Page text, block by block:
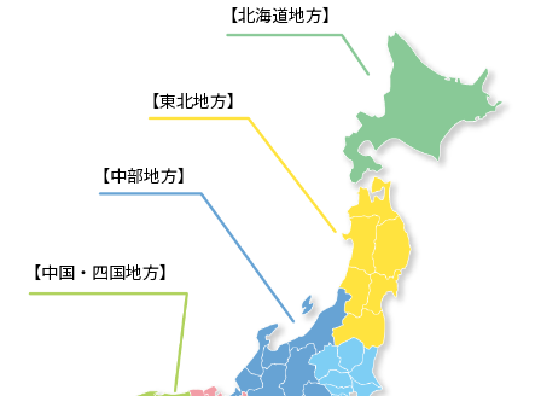
【北海道地方】
【東北地方】
【中部地方】
【中国・四国地方】